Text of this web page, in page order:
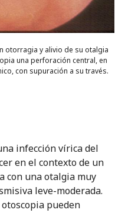
otorragia y alivio de su otalgia
una perforación central, en
con supuración a su través.
infección vírica del
en el contexto de un
con una otalgia muy
leve-moderada.
pueden